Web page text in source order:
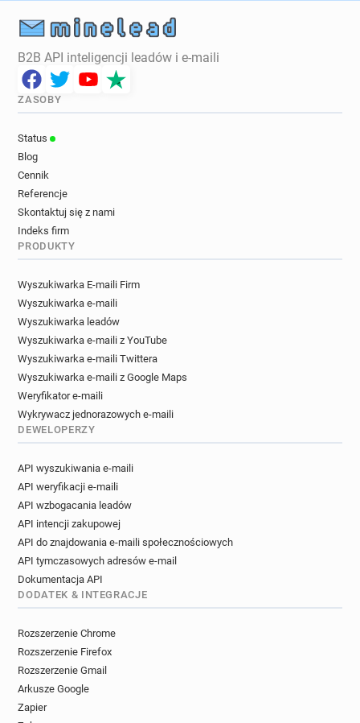
B2B API inteligencji leadów i e-maili
ZASOBY
Status
Blog
Cennik
Referencje
Skontaktuj się z nami
Indeks firm
PRODUKTY
Wyszukiwarka E-maili Firm
Wyszukiwarka e-maili
Wyszukiwarka leadów
Wyszukiwarka e-maili z YouTube
Wyszukiwarka e-maili Twittera
Wyszukiwarka e-maili z Google Maps
Weryfikator e-maili
Wykrywacz jednorazowych e-maili
DEWELOPERZY
API wyszukiwania e-maili
API weryfikacji e-maili
API wzbogacania leadów
API intencji zakupowej
API do znajdowania e-maili społecznościowych
API tymczasowych adresów e-mail
Dokumentacja API
DODATEK & INTEGRACJE
Rozszerzenie Chrome
Rozszerzenie Firefox
Rozszerzenie Gmail
Arkusze Google
Zapier